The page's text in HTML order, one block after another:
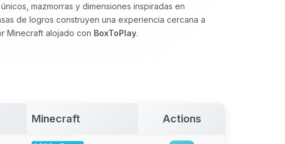
mazmorras y dimensiones inspiradas en
de logros construyen una experiencia cercana a
Minecraft alojado con BoxToPlay.
Minecraft Actions